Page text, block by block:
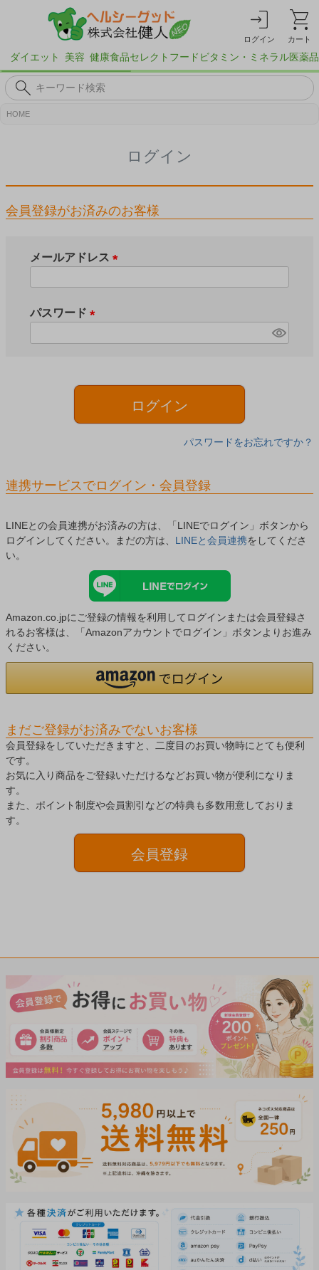
ログイン カート
ダイエット 美容 健康食品セレクトフード ビタミン・ミネラル医薬品
HOME
ログイン
会員登録がお済みのお客様
メールアドレス
パスワード
)
ログイン
パスワードをお忘れですか？
連携サービスでログイン・会員登録
LINEとの会員連携がお済みの方は、「LINEでログイン」ボタンから
ログインしてください。まだの方は、 LINEと会員連携をしてくださ
い。
Amazon.co.jpにご登録の情報を利用してログインまたは会員登録さ
れるお客様は、「Amazonアカウントでログイン」ボタンよりお進み
ください。
まだご登録がお済みでないお客様
会員登録をしていただきますと、二度目のお買い物時にとても便利
です。
お気に入り商品をご登録いただけるなどお買い物が便利になりま
す。
また、ポイント制度や会員割引などの特典も多数用意しておりま
す。
会員登録